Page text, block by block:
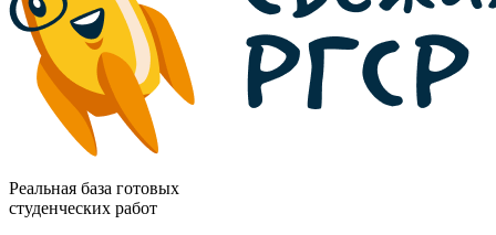
Реальная база готовых
студенческих работ